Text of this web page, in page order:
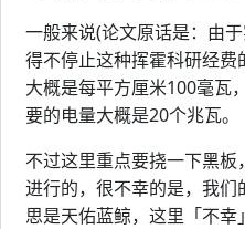
一般来说(论文原话是：由
得不停止这种挥霍科研经
大概是每平方厘米100毫瓦
要的电量大概是20个兆瓦。
不过这里重点要挠一下黑
进行的，很不幸的是，我
思是天佑蓝鲸，这里「不